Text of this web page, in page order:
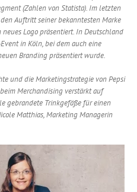
(Zahlen von Statista). Im letzten
Auftritt seiner bekanntesten Marke
Logo präsentiert. In Deutschland
in Köln, bei dem auch eine
Branding präsentiert wurde.
und die Marketingstrategie von Pepsi
Merchandising verstärkt auf
gebrandete Trinkgefäße für einen
Matthias, Marketing Managerin